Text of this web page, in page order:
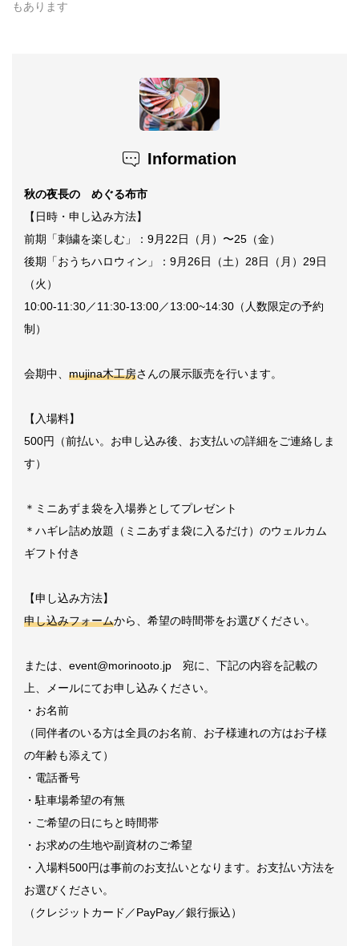
もあります
Information
秋の夜長の めぐる布市
【日時・申し込み方法】
前期「刺繍を楽しむ」：9月22日（月）〜25（金）
後期「おうちハロウィン」：9月26日（土）28日（月）29日
（火）
10:00-11:30／11:30-13:00／13:00~14:30（人数限定の予約
制）
会期中、 mujina木工房さんの展示販売を行います。
【入場料】
500円（前払い。お申し込み後、お支払いの詳細をご連絡しま
す）
＊ミニあずま袋を入場券としてプレゼント
＊ハギレ詰め放題（ミニあずま袋に入るだけ）のウェルカム
ギフト付き
【申し込み方法】
申し込みフォームから、希望の時間帯をお選びください。
または、event@morinooto.jp 宛に、下記の内容を記載の
上、メールにてお申し込みください。
・お名前
（同伴者のいる方は全員のお名前、お子様連れの方はお子様
の年齢も添えて）
・電話番号
・駐車場希望の有無
・ご希望の日にちと時間帯
・お求めの生地や副資材のご希望
・入場料500円は事前のお支払いとなります。お支払い方法を
お選びください。
（クレジットカード／PayPay／銀行振込）